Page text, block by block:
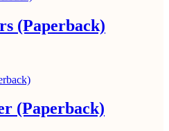
(Paperback)
(Paperback)